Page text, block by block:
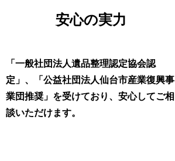
安心の実力
「一般社団法人遺品整理認定協会認
定」、「公益社団法人仙台市産業復興事
業団推奨」を受けており、安心してご相
談いただけます。